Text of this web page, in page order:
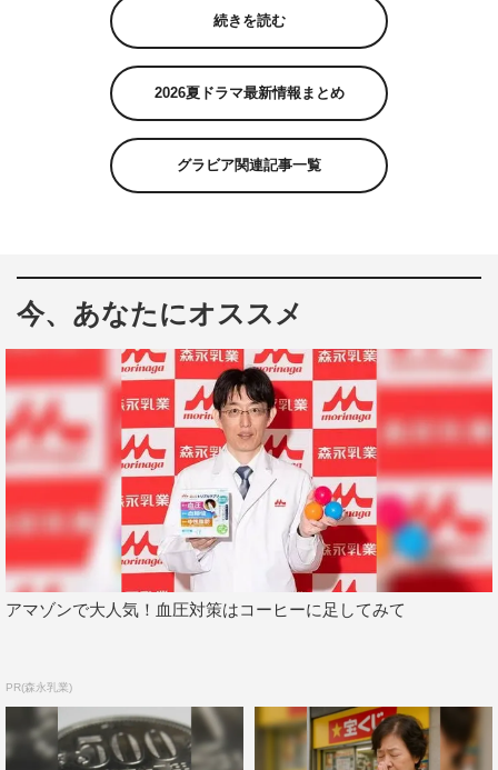
続きを読む
2026夏ドラマ最新情報まとめ
グラビア関連記事一覧
今、あなたにオススメ
アマゾンで大人気！血圧対策はコーヒーに足してみて
PR(森永乳業)